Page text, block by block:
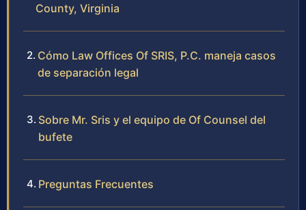
County, Virginia
Cómo Law Offices Of SRIS, P.C. maneja casos
de separación legal
Sobre Mr. Sris y el equipo de Of Counsel del
bufete
Preguntas Frecuentes